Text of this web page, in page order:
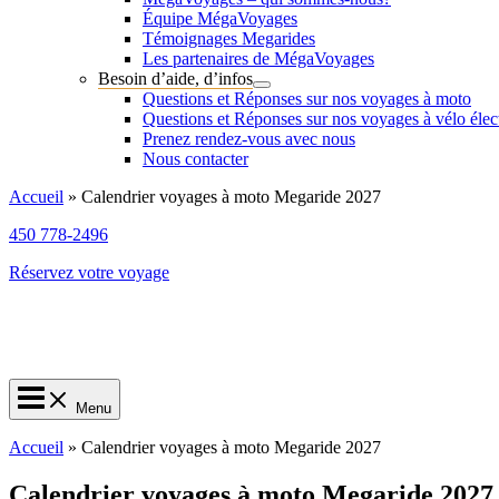
Équipe MégaVoyages
Témoignages Megarides
Les partenaires de MégaVoyages
Besoin d’aide, d’infos
Questions et Réponses sur nos voyages à moto
Questions et Réponses sur nos voyages à vélo
Prenez rendez-vous avec nous
Nous contacter
Accueil » Calendrier voyages à moto Megaride 2027
450 778-2496
Réservez votre voyage
Menu
Accueil » Calendrier voyages à moto Megaride 2027